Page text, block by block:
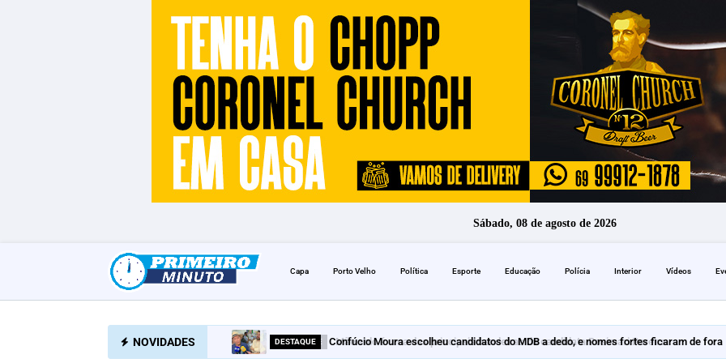
Sábado, 08 de agosto de 2026
Capa Porto Velho Política Esporte Educação Polícia Interior Vídeos
NOVIDADES DESTAQUE Confúcio Moura escolheu candidatos do MDB a dedo, e nomes fortes ficaram de fora